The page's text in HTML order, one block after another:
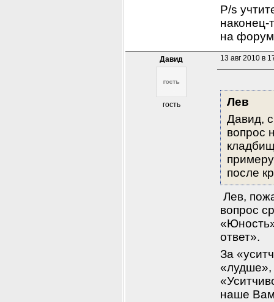
Р/s
наконец-
на
Давид
гость
13 авг 2010 в
Лев
Давид,
вопрос
после
Лев,
вопрос
ответ».
За
«лудше»,
наше Вам